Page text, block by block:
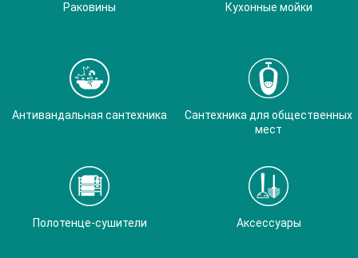
Раковины Кухонные мойки
Антивандальная сантехника
Сантехника для общественных
мест
Полотенце-сушители Аксессуары